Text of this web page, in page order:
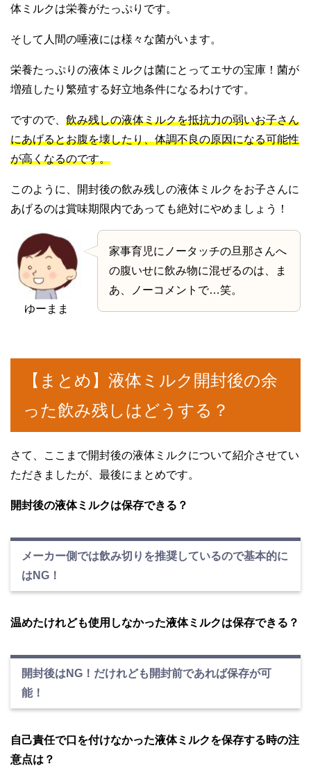
体ミルクは栄養がたっぷりです。
そして人間の唾液には様々な菌がいます。
栄養たっぷりの液体ミルクは菌にとってエサの宝庫！菌が
増殖したり繁殖する好立地条件になるわけです。
ですので、 飲み残しの液体ミルクを抵抗力の弱いお子さん
にあげるとお腹を壊したり、体調不良の原因になる可能性
が高くなるのです。
このように、開封後の飲み残しの液体ミルクをお子さんに
あげるのは賞味期限内であっても絶対にやめましょう！
ゆーまま
家事育児にノータッチの旦那さんへ
の腹いせに飲み物に混ぜるのは、ま
あ、ノーコメントで…笑。
【まとめ】液体ミルク開封後の余
った飲み残しはどうする？
さて、ここまで開封後の液体ミルクについて紹介させてい
ただきましたが、最後にまとめです。
開封後の液体ミルクは保存できる？
メーカー側では飲み切りを推奨しているので基本的に
はNG！
温めたけれども使用しなかった液体ミルクは保存できる？
開封後はNG！だけれども開封前であれば保存が可
能！
自己責任で口を付けなかった液体ミルクを保存する時の注
意点は？